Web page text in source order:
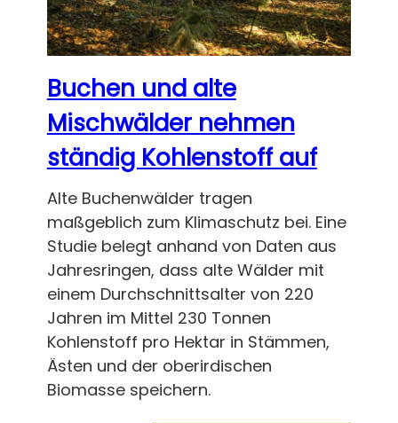
Buchen und alte
Mischwälder nehmen
ständig Kohlenstoff auf
Alte Buchenwälder tragen
maßgeblich zum Klimaschutz bei. Eine
Studie belegt anhand von Daten aus
Jahresringen, dass alte Wälder mit
einem Durchschnittsalter von 220
Jahren im Mittel 230 Tonnen
Kohlenstoff pro Hektar in Stämmen,
Ästen und der oberirdischen
Biomasse speichern.